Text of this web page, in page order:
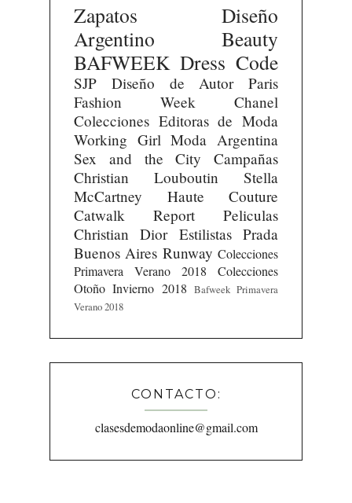
Zapatos
Diseño
Argentino
Beauty
BAFWEEK Dress Code
SJP Diseño de Autor
Paris
Fashion Week
Chanel
Colecciones Editoras de Moda
Working Girl Moda Argentina
Sex and the City
Campañas
Christian Louboutin
Stella
McCartney
Haute Couture
Catwalk Report
Peliculas
Christian Dior Estilistas Prada
Buenos Aires Runway Colecciones
Primavera Verano 2018
Colecciones
Otoño Invierno 2018 Bafweek Primavera
Verano 2018
CONTACTO:
clasesdemodaonline@gmail.com